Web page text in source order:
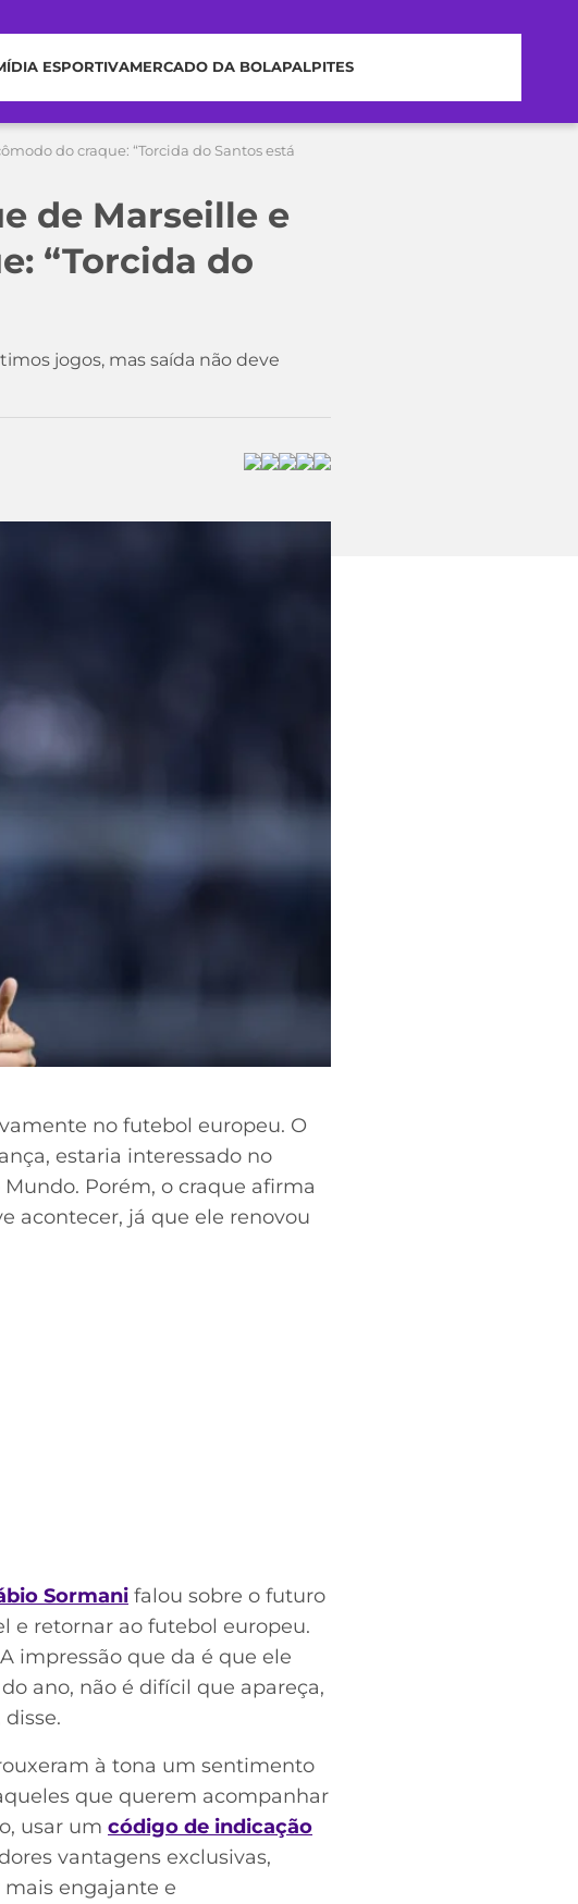
ESPORTIVAMERCADO DA BOLAPALPITES
do craque: “Torcida do Santos está
de Marseille e
“Torcida do
jogos, mas saída não deve
no futebol europeu. O
estaria interessado no
Porém, o craque afirma
acontecer, já que ele renovou
Sormani falou sobre o futuro
e retornar ao futebol europeu.
impressão que da é que ele
ano, não é difícil que apareça,
à tona um sentimento
que querem acompanhar
usar um código de indicação
vantagens exclusivas,
engajante e